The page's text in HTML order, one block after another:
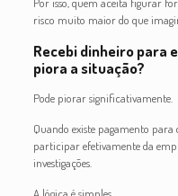
risco muito maior do que
Recebi dinheiro para
piora a situação?
Pode piorar significativamente.
Quando existe pagamento
participar efetivamente da
investigações.